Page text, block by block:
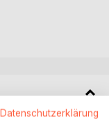
Datenschutzerklärung